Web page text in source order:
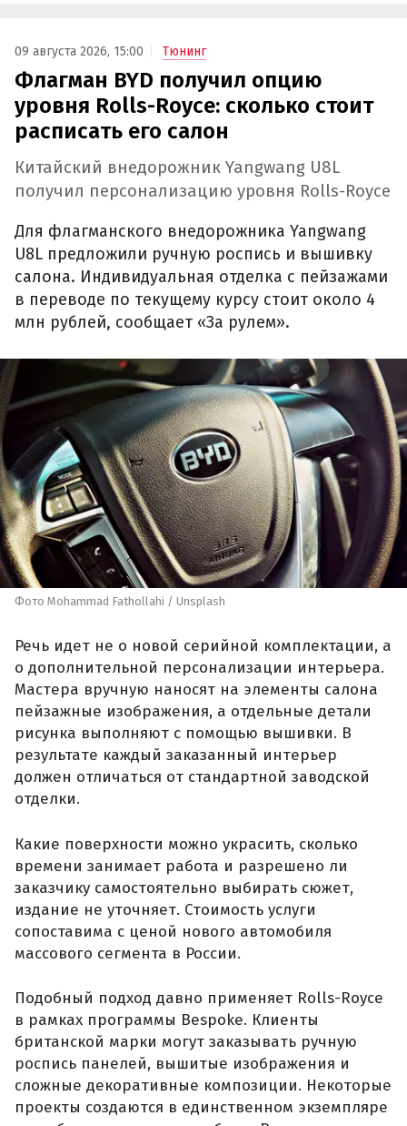
09 августа 2026, 15:00 Тюнинг
Флагман BYD получил опцию
уровня Rolls-Royce: сколько стоит
расписать его салон
Китайский внедорожник Yangwang U8L
получил персонализацию уровня Rolls-Royce
Для флагманского внедорожника Yangwang
U8L предложили ручную роспись и вышивку
салона. Индивидуальная отделка с пейзажами
в переводе по текущему курсу стоит около 4
млн рублей, сообщает «За рулем».
Фото Mohammad Fathollahi / Unsplash
Речь идет не о новой серийной комплектации, а
о дополнительной персонализации интерьера.
Мастера вручную наносят на элементы салона
пейзажные изображения, а отдельные детали
рисунка выполняют с помощью вышивки. В
результате каждый заказанный интерьер
должен отличаться от стандартной заводской
отделки.
Какие поверхности можно украсить, сколько
времени занимает работа и разрешено ли
заказчику самостоятельно выбирать сюжет,
издание не уточняет. Стоимость услуги
сопоставима с ценой нового автомобиля
массового сегмента в России.
Подобный подход давно применяет Rolls-Royce
в рамках программы Bespoke. Клиенты
британской марки могут заказывать ручную
роспись панелей, вышитые изображения и
сложные декоративные композиции. Некоторые
проекты создаются в единственном экземпляре